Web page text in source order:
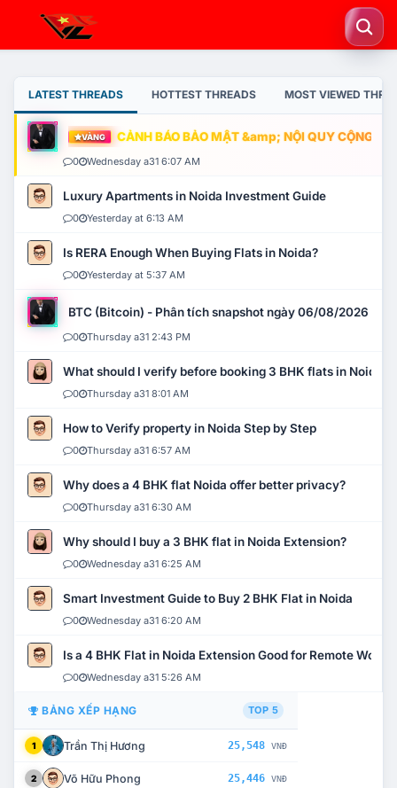
LATEST THREADS HOTTEST THREADS MOST VIEWED
VÀNG CẢNH BÁO BẢO MẬT &amp; NỘI QUY CỘNG
0 Wednesday a31 6:07 AM
Luxury Apartments in Noida Investment Guide
0 Yesterday at 6:13 AM
Is RERA Enough When Buying Flats in Noida?
0 Yesterday at 5:37 AM
BTC (Bitcoin) - Phân tích snapshot ngày 06/08/2026
0 Thursday a31 2:43 PM
What should I verify before booking 3 BHK flats in Noida?
0 Thursday a31 8:01 AM
How to Verify property in Noida Step by Step
0 Thursday a31 6:57 AM
Why does a 4 BHK flat Noida offer better privacy?
0 Thursday a31 6:30 AM
Why should I buy a 3 BHK flat in Noida Extension?
0 Wednesday a31 6:25 AM
Smart Investment Guide to Buy 2 BHK Flat in Noida
0 Wednesday a31 6:20 AM
Is a 4 BHK Flat in Noida Extension Good for Remote Work?
0 Wednesday a31 5:26 AM
BẢNG XẾP HẠNG TOP 5
1 Trần Thị Hương 25,548 VNĐ
2 Võ Hữu Phong 25,446 VNĐ